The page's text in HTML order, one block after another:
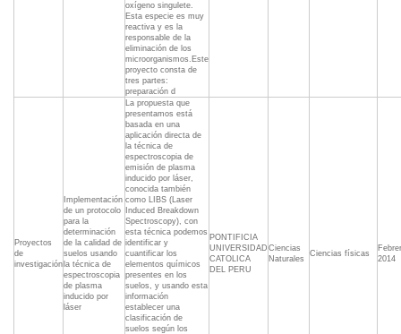
oxígeno singulete.
Esta especie es muy
reactiva y es la
responsable de la
eliminación de los
microorganismos.Este
proyecto consta de
tres partes:
preparación d
Proyectos
de
investigación
Implementación
de un protocolo
para la
determinación
de la calidad de
suelos usando
la técnica de
espectroscopia
de plasma
inducido por
láser
La propuesta que
presentamos está
basada en una
aplicación directa de
la técnica de
espectroscopia de
emisión de plasma
inducido por láser,
conocida también
como LIBS (Laser
Induced Breakdown
Spectroscopy), con
esta técnica podemos
identificar y
cuantificar los
elementos químicos
presentes en los
suelos, y usando esta
información
establecer una
clasificación de
suelos según los
PONTIFICIA
UNIVERSIDAD
CATOLICA
DEL PERU
Ciencias
Naturales
Ciencias físicas
2014